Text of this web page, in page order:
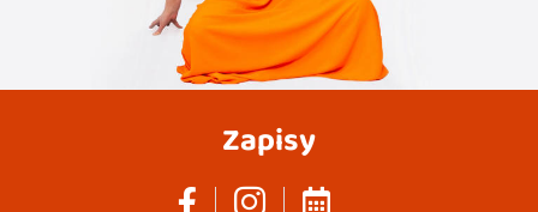
Zapisy
  